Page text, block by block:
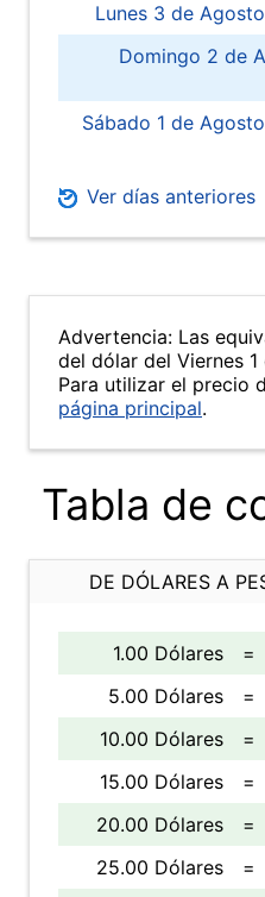
Lunes 3 de
Domingo 2 de
Sábado 1 de
Ver días anteriores
Advertencia: Las
del dólar del Viernes 1
Para utilizar el precio
página principal.
Tabla de
DE DÓLARES A
1.00 Dólares =
5.00 Dólares
=
10.00 Dólares
=
15.00 Dólares
=
20.00 Dólares
=
25.00 Dólares
=